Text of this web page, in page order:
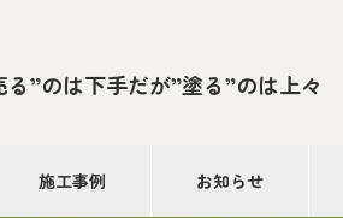
る”のは下手だが”塗る”のは上々
施工事例 お知らせ